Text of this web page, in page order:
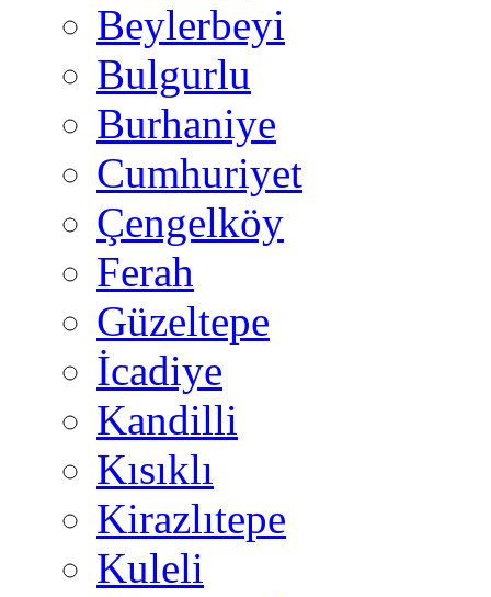
Beylerbeyi
Bulgurlu
Burhaniye
Cumhuriyet
Çengelköy
Ferah
Güzeltepe
İcadiye
Kandilli
Kısıklı
Kirazlıtepe
Kuleli